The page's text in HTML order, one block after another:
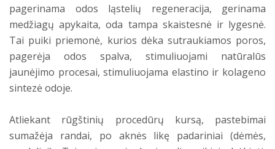
pagerinama odos ląstelių regeneracija, gerinama
medžiagų apykaita, oda tampa skaistesnė ir lygesnė.
Tai puiki priemonė, kurios dėka sutraukiamos poros,
pagerėja odos spalva, stimuliuojami natūralūs
jaunėjimo procesai, stimuliuojama elastino ir kolageno
sintezė odoje.
Atliekant rūgštinių procedūrų kursą, pastebimai
sumažėja randai, po aknės likę padariniai (dėmės,